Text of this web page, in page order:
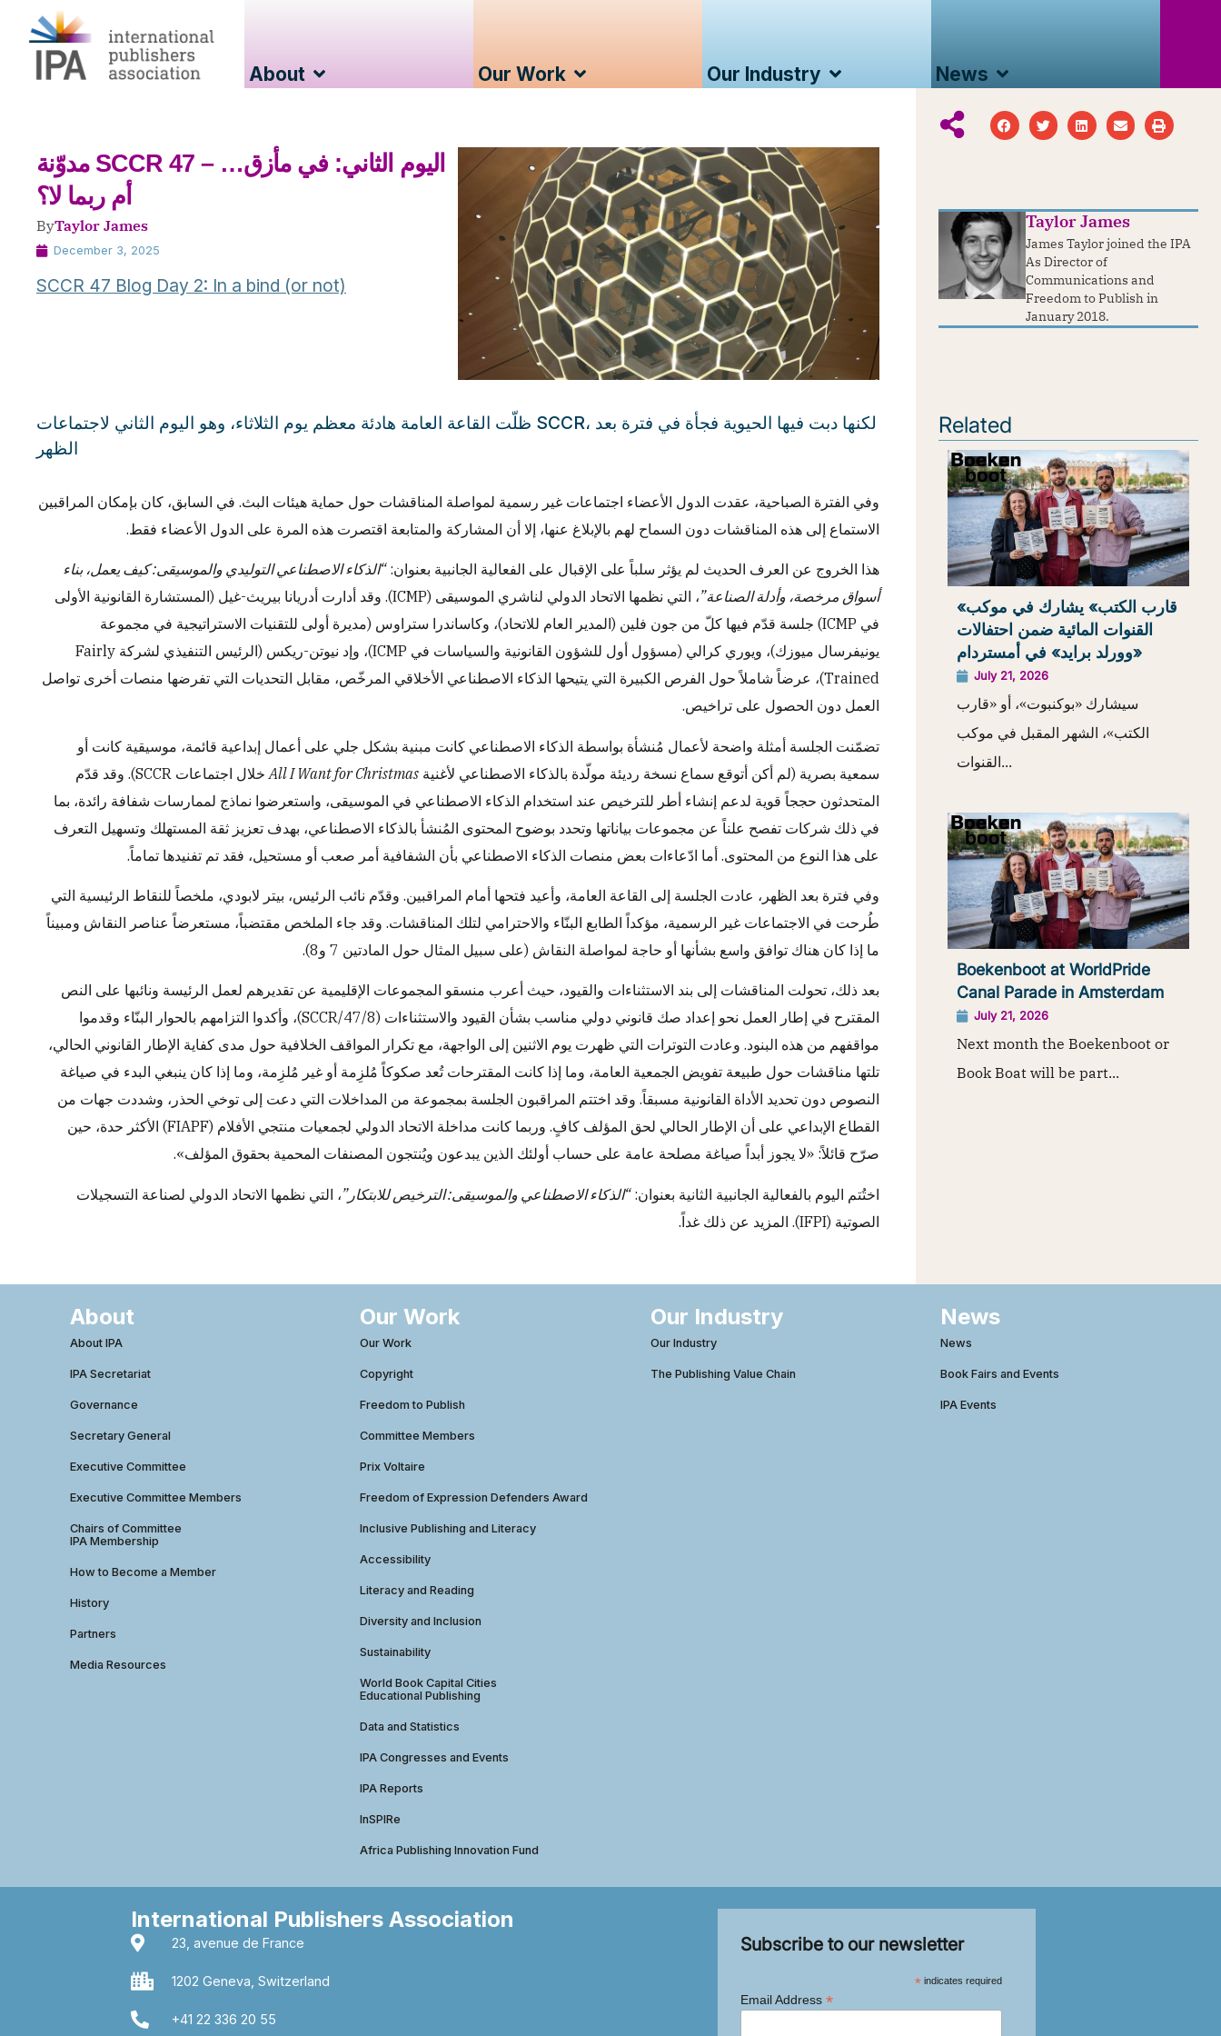
About Our Work Our Industry News
مدوّنة SCCR 47 – اليوم الثاني: في مأزق…
أم ربما لا؟
ByTaylor James
December 3, 2025
SCCR 47 Blog Day 2: In a bind (or not)
ظلّت القاعة العامة هادئة معظم يوم الثلاثاء، وهو اليوم الثاني لاجتماعات SCCR، لكنها دبت فيها الحيوية فجأة في فترة بعد
الظهر
وفي الفترة الصباحية، عقدت الدول الأعضاء اجتماعات غير رسمية لمواصلة المناقشات حول حماية هيئات البث. في السابق، كان بإمكان المراقبين
الاستماع إلى هذه المناقشات دون السماح لهم بالإبلاغ عنها، إلا أن المشاركة والمتابعة اقتصرت هذه المرة على الدول الأعضاء فقط.
هذا الخروج عن العرف الحديث لم يؤثر سلباً على الإقبال على الفعالية الجانبية بعنوان:“الذكاء الاصطناعي التوليدي والموسيقى: كيف يعمل، بناء
أسواق مرخصة، وأدلة الصناعة”
، التي نظمها الاتحاد الدولي لناشري الموسيقى (ICMP). وقد أدارت أدريانا بيريث-غيل (المستشارة القانونية الأولى
في ICMP) جلسة قدّم فيها كلّ من جون فلين (المدير العام للاتحاد)، وكاساندرا ستراوس (مديرة أولى للتقنيات الاستراتيجية في مجموعة
يونيفرسال ميوزك)، ويوري كرالي (مسؤول أول للشؤون القانونية والسياسات في ICMP)، وإد نيوتن-ريكس (الرئيس التنفيذي لشركة Fairly
Trained)، عرضاً شاملاً حول الفرص الكبيرة التي يتيحها الذكاء الاصطناعي الأخلاقي المرخّص، مقابل التحديات التي تفرضها منصات أخرى تواصل
العمل دون الحصول على تراخيص.
تضمّنت الجلسة أمثلة واضحة لأعمال مُنشأة بواسطة الذكاء الاصطناعي كانت مبنية بشكل جلي على أعمال إبداعية قائمة، موسيقية كانت أو
سمعية بصرية (لم أكن أتوقع سماع نسخة رديئة مولّدة بالذكاء الاصطناعي لأغنية All I Want for Christmas
خلال اجتماعات SCCR). وقد قدّم
المتحدثون حججاً قوية لدعم إنشاء أطر للترخيص عند استخدام الذكاء الاصطناعي في الموسيقى، واستعرضوا نماذج لممارسات شفافة رائدة، بما
في ذلك شركات تفصح علناً عن مجموعات بياناتها وتحدد بوضوح المحتوى المُنشأ بالذكاء الاصطناعي، بهدف تعزيز ثقة المستهلك وتسهيل التعرف
على هذا النوع من المحتوى. أما ادّعاءات بعض منصات الذكاء الاصطناعي بأن الشفافية أمر صعب أو مستحيل، فقد تم تفنيدها تماماً.
وفي فترة بعد الظهر، عادت الجلسة إلى القاعة العامة، وأعيد فتحها أمام المراقبين. وقدّم نائب الرئيس، بيتر لابودي، ملخصاً للنقاط الرئيسية التي
طُرحت في الاجتماعات غير الرسمية، مؤكداً الطابع البنّاء والاحترامي لتلك المناقشات. وقد جاء الملخص مقتضباً، مستعرضاً عناصر النقاش ومبيناً
ما إذا كان هناك توافق واسع بشأنها أو حاجة لمواصلة النقاش (على سبيل المثال حول المادتين 7 و8).
بعد ذلك، تحولت المناقشات إلى بند الاستثناءات والقيود، حيث أعرب منسقو المجموعات الإقليمية عن تقديرهم لعمل الرئيسة ونائبها على النص
المقترح في إطار العمل نحو إعداد صك قانوني دولي مناسب بشأن القيود والاستثناءات (SCCR/47/8)، وأكدوا التزامهم بالحوار البنّاء وقدموا
مواقفهم من هذه البنود. وعادت التوترات التي ظهرت يوم الاثنين إلى الواجهة، مع تكرار المواقف الخلافية حول مدى كفاية الإطار القانوني الحالي،
تلتها مناقشات حول طبيعة تفويض الجمعية العامة، وما إذا كانت المقترحات تُعد صكوكاً مُلزِمة أو غير مُلزِمة، وما إذا كان ينبغي البدء في صياغة
النصوص دون تحديد الأداة القانونية مسبقاً. وقد اختتم المراقبون الجلسة بمجموعة من المداخلات التي دعت إلى توخي الحذر، وشددت جهات من
القطاع الإبداعي على أن الإطار الحالي لحق المؤلف كافٍ. وربما كانت مداخلة الاتحاد الدولي لجمعيات منتجي الأفلام (FIAPF) الأكثر حدة، حين
صرّح قائلاً: «لا يجوز أبداً صياغة مصلحة عامة على حساب أولئك الذين يبدعون ويُنتجون المصنفات المحمية بحقوق المؤلف».
اختُتم اليوم بالفعالية الجانبية الثانية بعنوان:“الذكاء الاصطناعي والموسيقى: الترخيص للابتكار”، التي نظمها الاتحاد الدولي لصناعة التسجيلات
الصوتية (IFPI). المزيد عن ذلك غداً.
Taylor James
James Taylor joined the IPA
As Director of
Communications and
Freedom to Publish in
January 2018.
Related
«قارب الكتب» يشارك في موكب
القنوات المائية ضمن احتفالات
«وورلد برايد» في أمستردام
July 21, 2026
سيشارك «بوكنبوت»، أو «قارب
الكتب»، الشهر المقبل في موكب
القنوات...
Boekenboot at WorldPride
Canal Parade in Amsterdam
July 21, 2026
Next month the Boekenboot or
Book Boat will be part...
About
About IPA
IPA Secretariat
Governance
Secretary General
Executive Committee
Executive Committee Members
Chairs of Committee
IPA Membership
How to Become a Member
History
Partners
Media Resources
Our Work
Our Work
Copyright
Freedom to Publish
Committee Members
Prix Voltaire
Freedom of Expression Defenders Award
Inclusive Publishing and Literacy
Accessibility
Literacy and Reading
Diversity and Inclusion
Sustainability
World Book Capital Cities
Educational Publishing
Data and Statistics
IPA Congresses and Events
IPA Reports
InSPIRe
Africa Publishing Innovation Fund
Our Industry
Our Industry
The Publishing Value Chain
News
News
Book Fairs and Events
IPA Events
International Publishers Association
23, avenue de France
1202 Geneva, Switzerland
+41 22 336 20 55
Subscribe to our newsletter
*indicates required
Email Address *